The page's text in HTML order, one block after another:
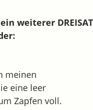
weiterer
meinen
eine leer
Zapfen voll.